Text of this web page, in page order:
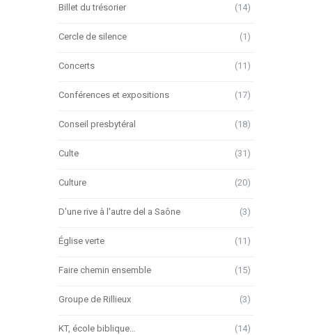
Billet du trésorier (14)
Cercle de silence (1)
Concerts (11)
Conférences et expositions (17)
Conseil presbytéral (18)
Culte (31)
Culture (20)
D'une rive à l'autre del a Saône (3)
Église verte (11)
Faire chemin ensemble (15)
Groupe de Rillieux (3)
KT, école biblique… (14)